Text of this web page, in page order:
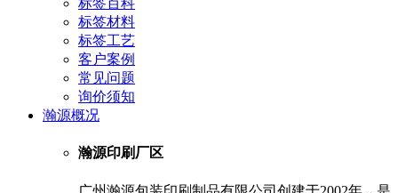
标签百科
标签材料
标签工艺
客户案例
常见问题
询价须知
瀚源概况
瀚源印刷厂区